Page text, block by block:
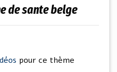
de sante belge
pour ce thème